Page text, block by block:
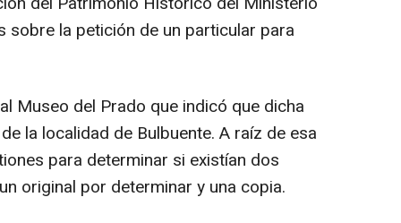
sobre la petición de un particular para
Museo del Prado que indicó que dicha
la localidad de Bulbuente. A raíz de esa
para determinar si existían dos
original por determinar y una copia.